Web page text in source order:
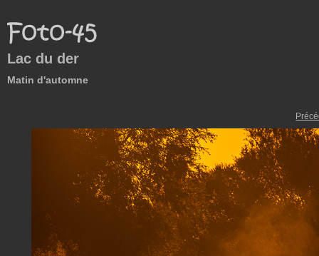
Lac du der
Matin d'automne